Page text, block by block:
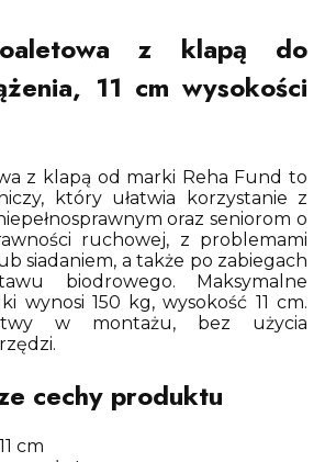
z klapą do
11 cm wysokości
z klapą od marki Reha Fund to
który ułatwia korzystanie z
oraz seniorom o
ruchowej, z problemami
siadaniem, a także po zabiegach
biodrowego. Maksymalne
wynosi 150 kg, wysokość 11 cm.
w montażu, bez użycia
cechy produktu
cm